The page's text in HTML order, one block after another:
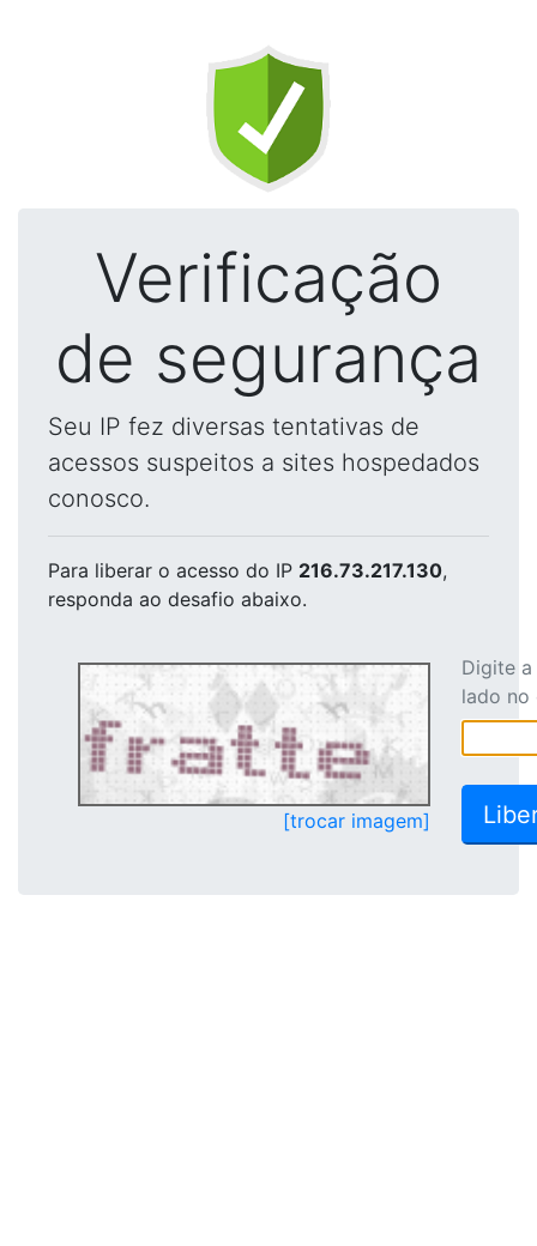
Verificação
de segurança
Seu IP fez diversas tentativas de
acessos suspeitos a sites hospedados
conosco.
Para liberar o acesso do IP 216.73.217.130,
responda ao desafio abaixo.
[trocar imagem]
Digite
lado no